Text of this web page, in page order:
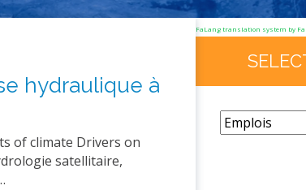
hydraulique à
of climate Drivers on
satellitaire,
FaLang translation system by